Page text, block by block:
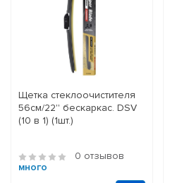
Щетка стеклоочистителя
56см/22'' бескаркас. DSV
(10 в 1) (1шт.)
0 отзывов
много